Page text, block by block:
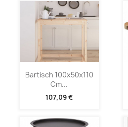
Bartisch 100x50x110
Cm...
107,09 €